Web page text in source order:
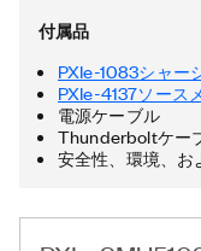
の国におけるIntel
付属品
PXIe-1083シャー
PXIe-4137ソース
電源ケーブル
Thunderboltケー
安全性、環境、お